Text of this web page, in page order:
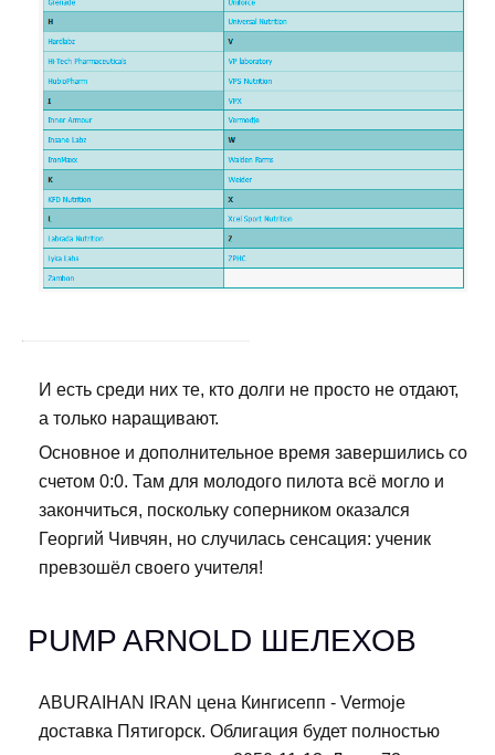
И есть среди них те, кто долги не просто не отдают,
а только наращивают.
Основное и дополнительное время завершились со
счетом 0:0. Там для молодого пилота всё могло и
закончиться, поскольку соперником оказался
Георгий Чивчян, но случилась сенсация: ученик
превзошёл своего учителя!
PUMP ARNOLD ШЕЛЕХОВ
ABURAIHAN IRAN цена Кингисепп - Vermoje
доставка Пятигорск. Облигация будет полностью